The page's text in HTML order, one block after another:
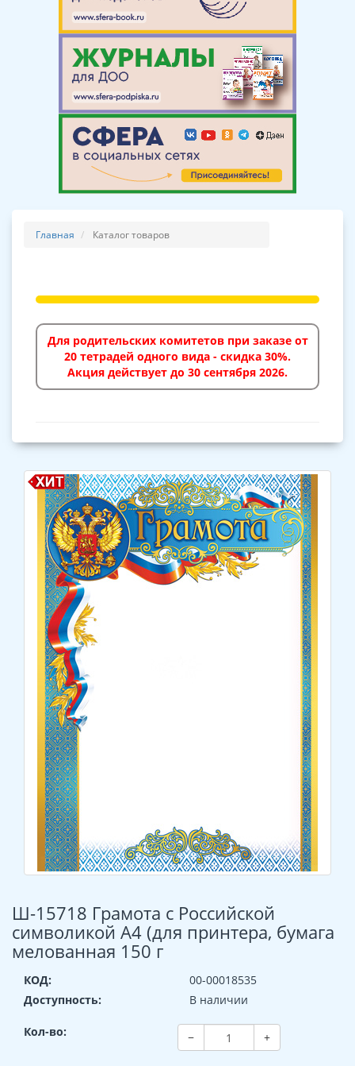
Главная Каталог товаров
Для родительских комитетов при заказе от
20 тетрадей одного вида - скидка 30%.
Акция действует до 30 сентября 2026.
Ш-15718 Грамота с Российской
символикой А4 (для принтера, бумага
мелованная 150 г
КОД:
00-00018535
Доступность:
В наличии
Кол-во: − +